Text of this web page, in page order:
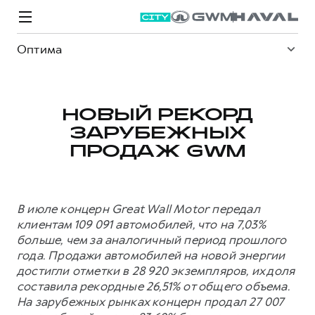
Оптима
Модели
от 2 049 000 ₽
JOLION
от 2 049 000 ₽
Покупателям
Автомобили в наличии
Конфигуратор HAVAL
Аксессуары HAVAL
Каталоги и прайс-листы
Владельцам
Все о сервисе
Запись на сервис
Моторное масло
Стоимость ТО
Спецпредложения
Покупателям
Владельцам
О дилере
О бренде
Новости
О GWM
ИНФОРМАЦИЯ О ДИЛЕРЕ
НОВЫЙ РЕКОРД
ЗАРУБЕЖНЫХ
ПРОДАЖ GWM
В июле концерн Great Wall Motor передал
клиентам 109 091 автомобилей, что на 7,03%
больше, чем за аналогичный период прошлого
года. Продажи автомобилей на новой энергии
достигли отметки в 28 920 экземпляров, их доля
составила рекордные 26,51% от общего объема.
На зарубежных рынках концерн продал 27 007